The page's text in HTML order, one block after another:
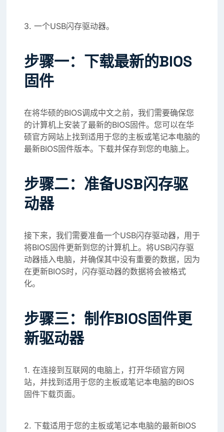
3. 一个USB闪存驱动器。
步骤一：下载最新的BIOS
固件
在将华硕的BIOS调成中文之前，我们需要确保您
的计算机上安装了最新的BIOS固件。您可以在华
硕官方网站上找到适用于您的主板或笔记本电脑的
最新BIOS固件版本。下载并保存到您的电脑上。
步骤二：准备USB闪存驱
动器
接下来，我们需要准备一个USB闪存驱动器，用于
将BIOS固件更新到您的计算机上。将USB闪存驱
动器插入电脑，并确保其中没有重要的数据，因为
在更新BIOS时，闪存驱动器的数据将会被格式
化。
步骤三：制作BIOS固件更
新驱动器
1. 在连接到互联网的电脑上，打开华硕官方网
站，并找到适用于您的主板或笔记本电脑的BIOS
固件下载页面。
2. 下载适用于您的主板或笔记本电脑的最新BIOS